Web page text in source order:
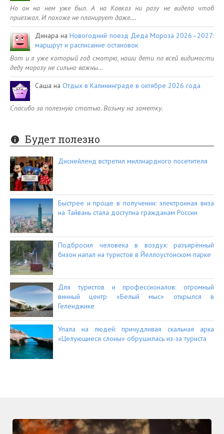
Но он на нем уже был. А на Кавказ ни разу не видела чтоб
приезжал. И похоже не планирует даже.…
Динара наНовогодний поезд Деда Мороза 2026–2027:
маршрут и расписание остановок
Вот и я уже который год смотрю, наши дети по всей видимости
деду морозу не сильно важны…
Саша на Отдых в Калининграде в октябре 2026 года
Спасибо за полезную статью. Возьму на заметку.
Будет полезно
Диснейленд встретил миллиардного посетителя
Быстрее и проще в получении: электронная виза
на Тайвань стала доступна гражданам России
Подбросил человека в воздух: разъярённый
бизон напал на туристов в Йеллоустонском парке
Для туристов и профессионалов: огромный
винный центр «Белый мыс» открылся в
Геленджике
Упала на людей: причудливая скальная арка
«Целующиеся слоны» обрушилась из-за туриста